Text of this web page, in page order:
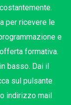
per ricevere le
e
formativa.
basso. Dai il
sul pulsante
indirizzo mail